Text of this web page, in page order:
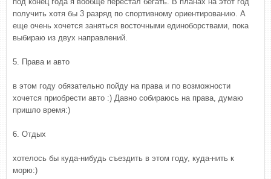
получить хотя бы 3 разряд по спортивному ориентированию. А
еще очень хочется заняться восточными единоборствами, пока
выбираю из двух направлений.
5. Права и авто
в этом году обязательно пойду на права и по возможности
хочется приобрести авто :) Давно собираюсь на права, думаю
пришло время:)
6. Отдых
хотелось бы куда-нибудь съездить в этом году, куда-нить к
морю:)